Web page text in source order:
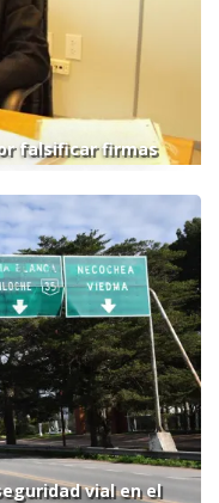
falsificar firmas
vial en el